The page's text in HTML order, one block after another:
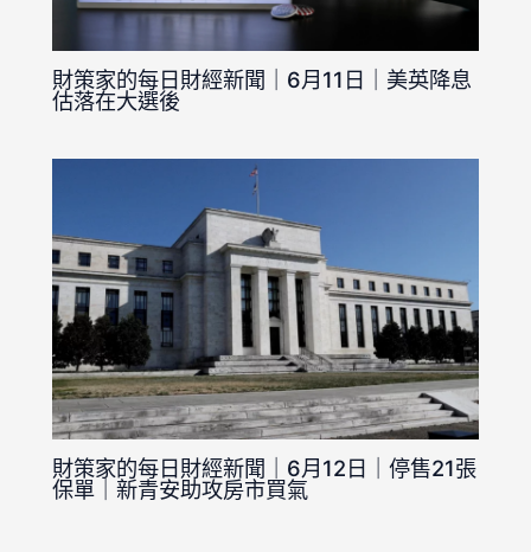
財策家的每日財經新聞｜6月11日｜美英降息
估落在大選後
財策家的每日財經新聞｜6月12日｜停售21張
保單｜新青安助攻房市買氣